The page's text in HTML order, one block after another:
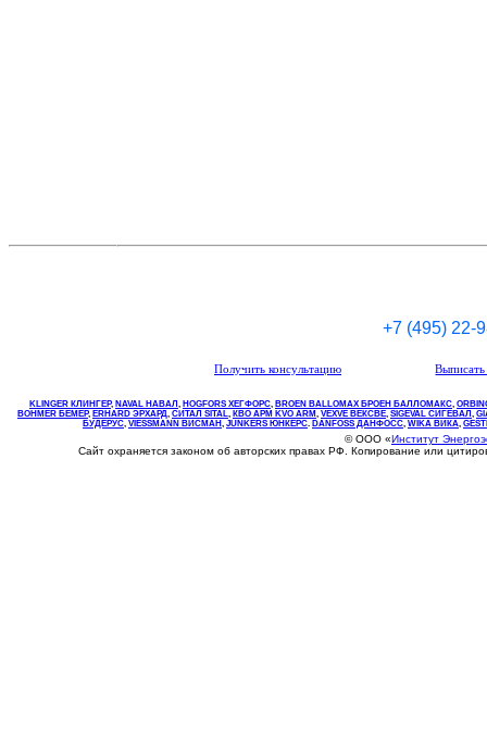
+7 (495) 22-
Получить консультацию
KLINGER КЛИНГЕР, NAVAL НАВАЛ , НOGFORS ХЕГФОРС, BROEN BALLOMAX БРОЕН БАЛЛОМАКС,
BOHMER БЕМЕР, ERHARD ЭРХАРД, СИТАЛ SITAL, КВО АРМ KVO ARM, VEXVE ВЕКСВЕ, SIGEVAL СИГЕВАЛ ,
БУДЕРУС, VIESSMANN ВИСМАН , JUNKERS ЮНКЕРС. DANFOSS ДАНФОСС, WIKA ВИКА,
© ООО «Институт
Сайт охраняется законом об авторских правах РФ. Копирование или